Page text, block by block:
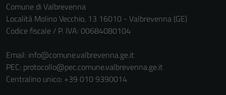
Comune di Valbrevenna
Località Molino Vecchio, 13 16010 - Valbrevenna (GE)
Codice fiscale / P. IVA: 00684080104
Email: info@comune.valbrevenna.ge.it
PEC: protocollo@pec.comune.valbrevenna.ge.it
Centralino unico: +39 010 9390014
Questi cookie
sono necessari